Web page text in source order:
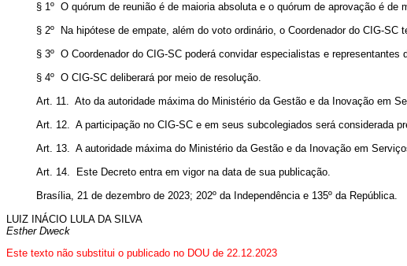
§ 1º O quórum de reunião é de maioria absoluta e o quórum de aprovação é de
§ 2º Na hipótese de empate, além do voto ordinário, o Coordenador do CIG-SC
§ 3º O Coordenador do CIG-SC poderá convidar especialistas e
§ 4º O CIG-SC deliberará por meio de resolução.
Art. 11. Ato da autoridade máxima do Ministério da Gestão e da Inovação em
Art. 12. A participação no CIG-SC e em seus subcolegiados será considerada
Art. 13. A autoridade máxima do Ministério da Gestão e da Inovação em
Art. 14. Este Decreto entra em vigor na data de sua publicação.
Brasília, 21 de dezembro de 2023; 202º da Independência e 135º da República.
LUIZ INÁCIO LULA DA SILVA
Esther Dweck
Este texto não substitui o publicado no DOU de 22.12.2023